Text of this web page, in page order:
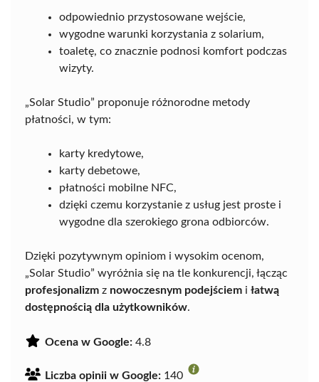
odpowiednio przystosowane wejście,
wygodne warunki korzystania z solarium,
toaletę, co znacznie podnosi komfort podczas
wizyty.
„Solar Studio” proponuje różnorodne metody
płatności, w tym:
karty kredytowe,
karty debetowe,
płatności mobilne NFC,
dzięki czemu korzystanie z usług jest proste i
wygodne dla szerokiego grona odbiorców.
Dzięki pozytywnym opiniom i wysokim ocenom,
„Solar Studio” wyróżnia się na tle konkurencji, łącząc
profesjonalizm z nowoczesnym podejściem i łatwą
dostępnością dla użytkowników.
Ocena w Google: 4.8
Liczba opinii w Google: 140